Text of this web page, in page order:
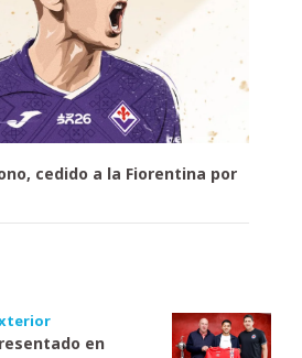
cedido a la Fiorentina por
en